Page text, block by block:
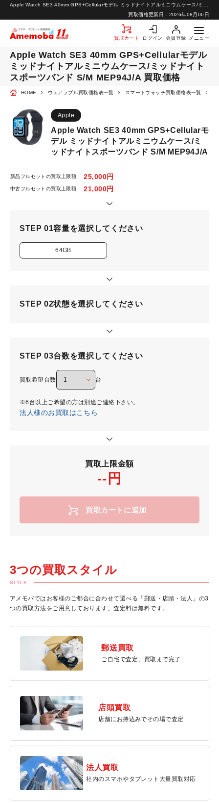
買取価格更新日： 2026年08月06日
買取カート ログイン 会員登録 メニュー
お問い合わせ
Apple Watch SE3 40mm GPS+Cellularモデル
ミッドナイトアルミニウムケース/ミッドナイト
スポーツバンド S/M MEP94J/A 買取価格
HOME ウェアラブル買取価格表一覧 スマートウォッチ買取価格表一覧
Apple
Apple Watch SE3 40mm GPS+Cellularモ
デル ミッドナイトアルミニウムケース/ミ
ッドナイトスポーツバンド S/M MEP94J/A
新品フルセットの買取上限額 25,000円
中古フルセットの買取上限額 21,000円
STEP 01容量を選択してください
64GB
STEP 02状態を選択してください
STEP 03台数を選択してください
買取希望台数 台
※6台以上ご希望の方は別途ご連絡下さい。
法人様のお買取はこちら
買取上限金額
--円
買取カートに追加
3つの買取スタイル
STYLE
アメモバではお客様のご都合に合わせて選べる「郵送・店頭・法人」の3
つの買取方法をご用意しております。査定料は無料です。
郵送買取
ご自宅で査定、買取まで完了
店頭買取
店舗にお持込みでその場で査定
法人買取
社内のスマホやタブレット大量買取対応